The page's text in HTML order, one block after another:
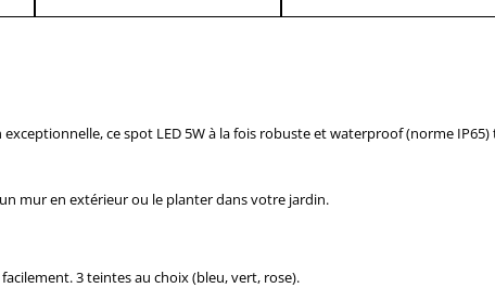
ce spot LED 5W à la fois robuste et waterproof (norme
mur en extérieur ou le planter dans votre jardin.
3 teintes au choix (bleu, vert, rose).